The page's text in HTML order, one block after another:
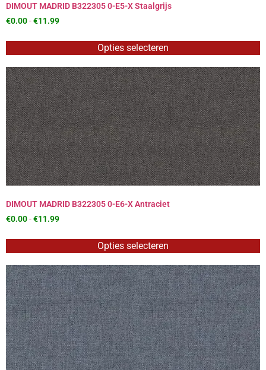
DIMOUT MADRID B322305 0-E5-X Staalgrijs
€0.00-€11.99
Opties selecteren
DIMOUT MADRID B322305 0-E6-X Antraciet
€0.00-€11.99
Opties selecteren